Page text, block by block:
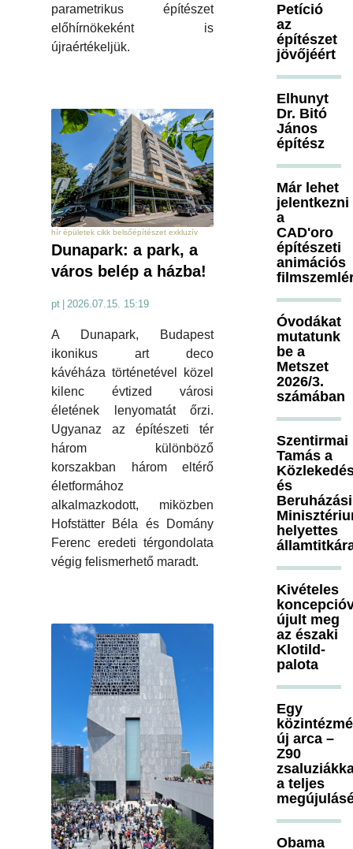
parametrikus építészet
előhírnökeként is
újraértékeljük.
hír épületek cikk belsőépítészet exkluzív
Dunapark: a park, a
város belép a házba!
pt | 2026.07.15. 15:19
A Dunapark, Budapest
ikonikus art deco
kávéháza történetével közel
kilenc évtized városi
életének lenyomatát őrzi.
Ugyanaz az építészeti tér
három különböző
korszakban három eltérő
életformához
alkalmazkodott, miközben
Hofstätter Béla és Domány
Ferenc eredeti térgondolata
végig felismerhető maradt.
Petíció
az
építészet
jövőjéért
Elhunyt
Dr. Bitó
János
építész
Már lehet
jelentkezni
a
CAD'oro
építészeti
animációs
Óvodákat
mutatunk
be a
Metszet
2026/3.
számában
Szentirmai
Tamás a
és
Beruházási
helyettes
Kivételes
újult meg
az északi
Klotild-
palota
Egy
új arca –
Z90
a teljes
Obama